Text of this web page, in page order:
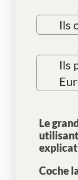
Ils
Ils
Le
Coche